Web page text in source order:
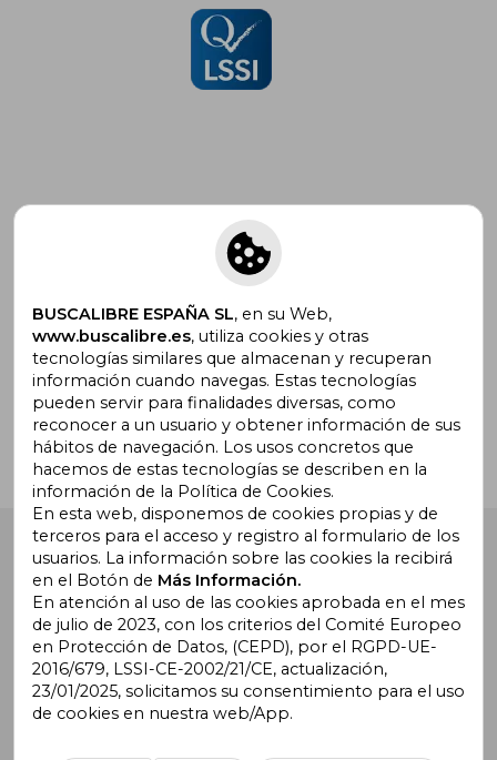
Suscríbete para recibir ofertas y
promociones
¿Necesitas ayuda?
Ir a Centro de Soporte
Buscalibre España . Calle Energía, 65, Nave 3 (08940),
Cornellà de Llobregat, Barcelona. Derechos Reservados.
Buscalibre Argentina| Buscalibre Chile
BUSCALIBRE ESPAÑA SL, en su Web,
www.buscalibre.es, utiliza cookies y otras
tecnologías similares que almacenan y recuperan
información cuando navegas. Estas tecnologías
pueden servir para finalidades diversas, como
reconocer a un usuario y obtener información de sus
hábitos de navegación. Los usos concretos que
hacemos de estas tecnologías se describen en la
información de la Política de Cookies.
En esta web, disponemos de cookies propias y de
terceros para el acceso y registro al formulario de los
usuarios. La información sobre las cookies la recibirá
en el Botón de Más Información.
En atención al uso de las cookies aprobada en el mes
de julio de 2023, con los criterios del Comité Europeo
en Protección de Datos, (CEPD), por el RGPD-UE-
2016/679, LSSI-CE-2002/21/CE, actualización,
23/01/2025, solicitamos su consentimiento para el uso
de cookies en nuestra web/App.